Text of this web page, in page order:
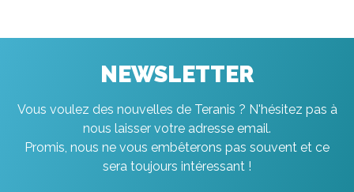
NEWSLETTER
Vous voulez des nouvelles de Teranis ? N'hésitez pas à
nous laisser votre adresse email.
Promis, nous ne vous embêterons pas souvent et ce
sera toujours intéressant !